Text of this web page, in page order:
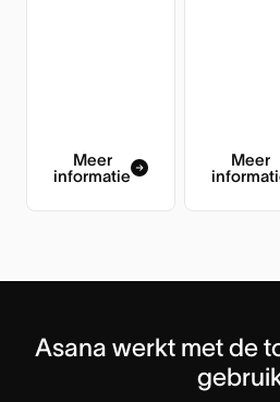
Meer
informatie
Meer
Asana werkt met de